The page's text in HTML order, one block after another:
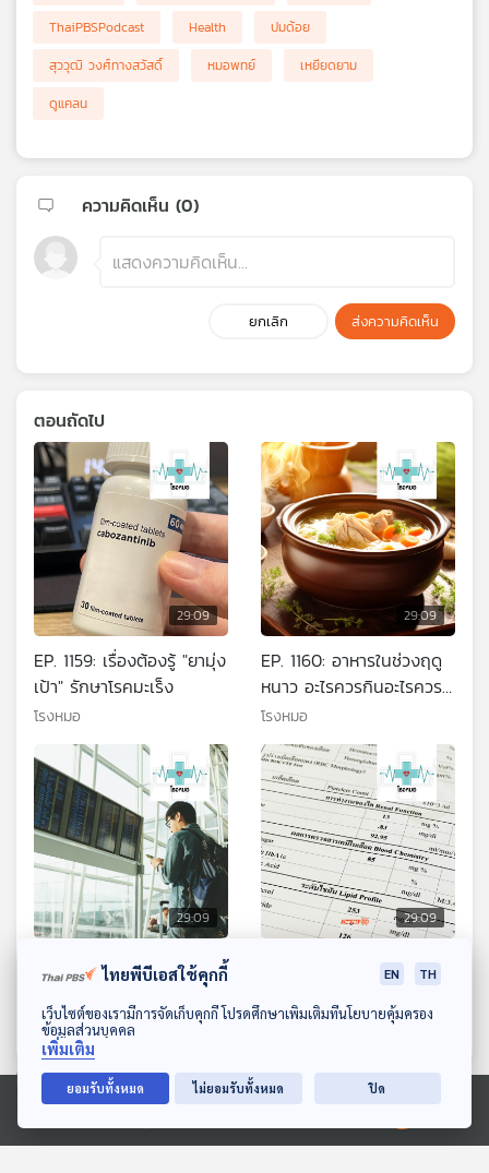
ดาวน์โหลด Thai PBS Podcast Application
Ⓒ 2020 องค์การกระจายเสียงและแพร่ภาพสาธารณะแห่งประเทศไทย
ThaiPBSPodcast
Health
ปมด้อย
สุววุฒิ วงศ์ทางสวัสดิ์
หมอพทย์
เหยียดยาม
ดูแคลน
ความคิดเห็น (0)
ยกเลิก ส่งความคิดเห็น
ตอนถัดไป
29:09
EP. 1159: เรื่องต้องรู้ "ยามุ่ง
เป้า" รักษาโรคมะเร็ง
โรงหมอ
29:09
EP. 1160: อาหารในช่วงฤดู
หนาว อะไรควรกินอะไรควร
เลี่ยง
โรงหมอ
29:09
EP. 1161: โรค ภาวะ หรือ
อาการ ที่อาจถูกห้ามขึ้น
เครื่องบิน
โรงหมอ
29:09
EP. 1162: ตัวเลขกับความ
หมายที่ซ่อนเร้นจากผลตรวจ
สุขภาพ
โรงหมอ
ตอนที่เกี่ยวข้อง
ไทยพีบีเอสใช้คุกกี้ EN TH
เว็บไซต์ของเรามีการจัดเก็บคุกกี้ โปรดศึกษาเพิ่มเติมที่นโยบายคุ้มครอง
ข้อมูลส่วนบุคคล
เพิ่มเติม
ยอมรับทั้งหมด ไม่ยอมรับทั้งหมด ปิด